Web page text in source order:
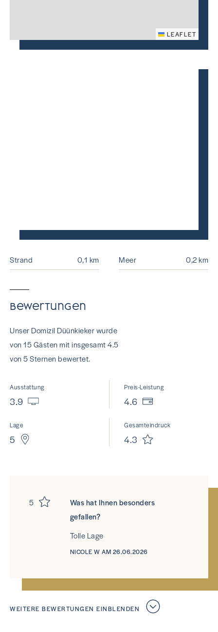
LEAFLET
Strand 0,1 km Meer 0,2 km
Bewertungen
Unser Domizil Düünkieker wurde
von 15 Gästen mit insgesamt 4.5
von 5 Sternen bewertet.
Ausstattung
3.9
Preis-Leistung
4.6
Lage
5
Gesamteindruck
4.3
5
Was hat Ihnen besonders
gefallen?
Tolle Lage
NICOLE W AM 26.06.2026
WEITERE BEWERTUNGEN EINBLENDEN